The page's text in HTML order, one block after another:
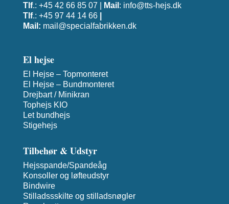
Tlf.: +45 42 66 85 07 | Mail : info@tts-hejs.dk
Tlf.: +45 97 44 14 66
Mail: mail@specialfabrikken.dk
El hejse
El Hejse – Topmonteret
El Hejse – Bundmonteret
Drejbart / Minikran
Tophejs KIO
Let bundhejs
Stigehejs
Tilbehør & Udstyr
Hejsspande/Spandeåg
Konsoller og løfteudstyr
Bindwire
Stilladssskilte og stilladsnøgler